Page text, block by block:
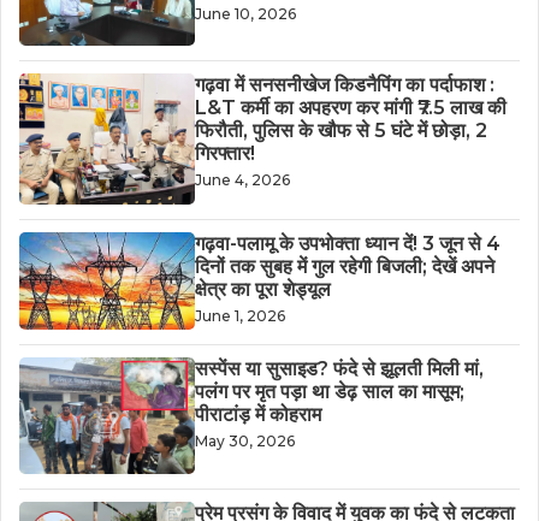
June 10, 2026
गढ़वा में सनसनीखेज किडनैपिंग का पर्दाफाश :
L&T कर्मी का अपहरण कर मांगी ₹7.5 लाख की
फिरौती, पुलिस के खौफ से 5 घंटे में छोड़ा, 2
गिरफ्तार!
June 4, 2026
गढ़वा-पलामू के उपभोक्ता ध्यान दें! 3 जून से 4
दिनों तक सुबह में गुल रहेगी बिजली; देखें अपने
क्षेत्र का पूरा शेड्यूल
June 1, 2026
सस्पेंस या सुसाइड? फंदे से झूलती मिली मां,
पलंग पर मृत पड़ा था डेढ़ साल का मासूम;
पीराटांड़ में कोहराम
May 30, 2026
​प्रेम प्रसंग के विवाद में युवक का फंदे से लटकता